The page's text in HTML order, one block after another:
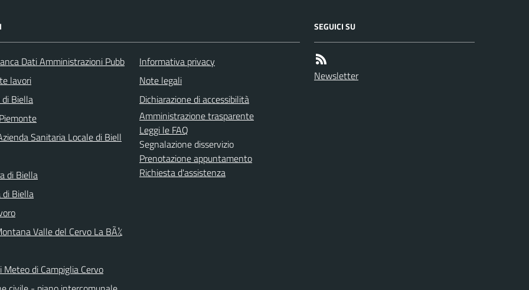
Dati Amministrazioni Pubb
lavori
Biella
Sanitaria Locale di Biell
di Biella
di Biella
Valle del Cervo La BÃ¼
Meteo di Campiglia Cervo
Informativa privacy
Note legali
Dichiarazione di accessibilità
Amministrazione trasparente
Leggi le FAQ
Segnalazione disservizio
Prenotazione appuntamento
Richiesta d'assistenza
SEGUICI SU
Newsletter